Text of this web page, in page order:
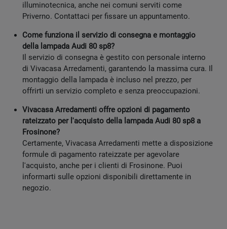
illuminotecnica, anche nei comuni serviti come
Priverno. Contattaci per fissare un appuntamento.
Come funziona il servizio di consegna e montaggio
della lampada Audi 80 sp8?
Il servizio di consegna è gestito con personale interno
di Vivacasa Arredamenti, garantendo la massima cura. Il
montaggio della lampada è incluso nel prezzo, per
offrirti un servizio completo e senza preoccupazioni.
Vivacasa Arredamenti offre opzioni di pagamento
rateizzato per l'acquisto della lampada Audi 80 sp8 a
Frosinone?
Certamente, Vivacasa Arredamenti mette a disposizione
formule di pagamento rateizzate per agevolare
l'acquisto, anche per i clienti di Frosinone. Puoi
informarti sulle opzioni disponibili direttamente in
negozio.